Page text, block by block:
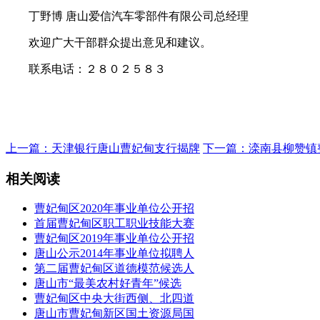
丁野博 唐山爱信汽车零部件有限公司总经理
欢迎广大干部群众提出意见和建议。
联系电话：２８０２５８３
上一篇：天津银行唐山曹妃甸支行揭牌 下一篇：滦南县柳赞
相关阅读
曹妃甸区2020年事业单位公开招
首届曹妃甸区职工职业技能大赛
曹妃甸区2019年事业单位公开招
唐山公示2014年事业单位拟聘人
第二届曹妃甸区道德模范候选人
唐山市“最美农村好青年”候选
曹妃甸区中央大街西侧、北四道
唐山市曹妃甸新区国土资源局国